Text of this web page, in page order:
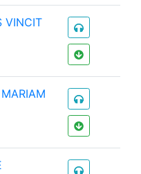
VINCIT